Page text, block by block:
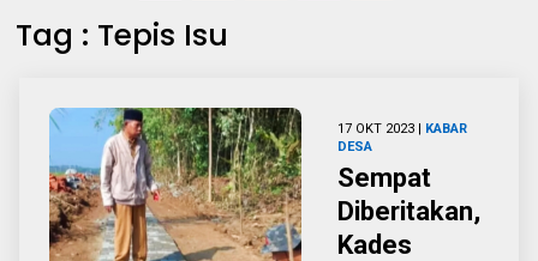
Tag : Tepis Isu
17 OKT 2023 | KABAR
DESA
Sempat
Diberitakan,
Kades